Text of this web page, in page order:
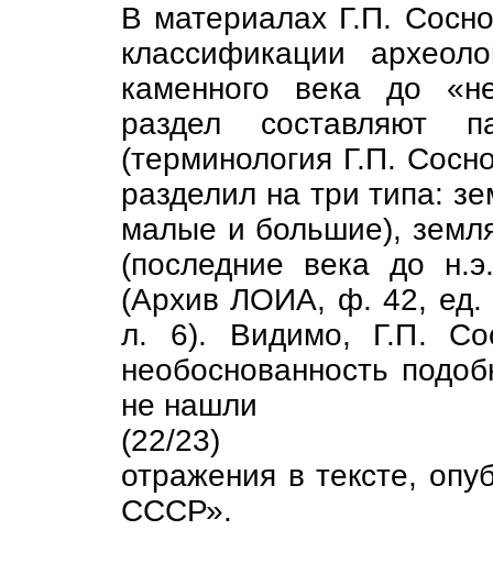
В материалах Г.П.
классификации
каменного века до
раздел составляют
(терминология Г.П.
разделил на три типа:
малые и большие),
(последние века до
(Архив ЛОИА, ф. 42, ед.
л. 6). Видимо, Г.П.
необоснованность
не нашли
(22/23)
отражения в тексте,
СССР».